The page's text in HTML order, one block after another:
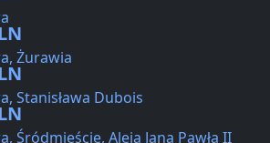
Żurawia
Stanisława Dubois
Śródmieście, Aleja Jana Pawła II